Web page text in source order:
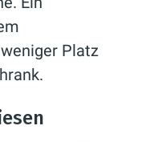
Platz